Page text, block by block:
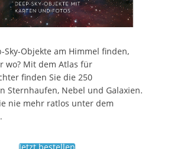
Sky-Objekte am Himmel finden,
wo? Mit dem Atlas für
finden Sie die 250
Sternhaufen, Nebel und Galaxien.
nie mehr ratlos unter dem
Jetzt bestellen